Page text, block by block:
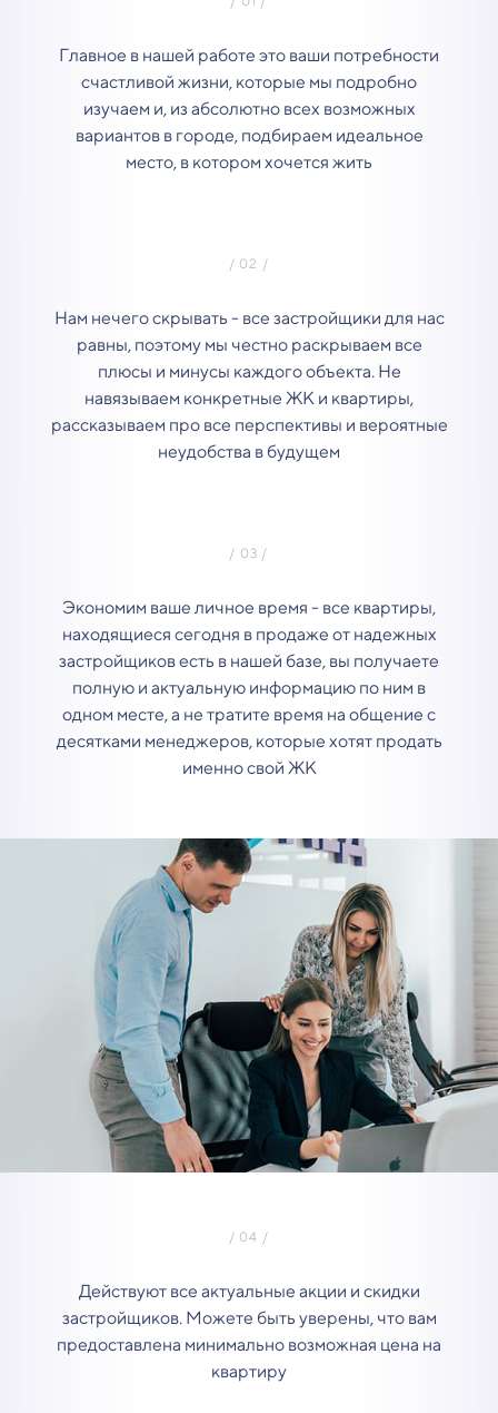
Главное в нашей работе это ваши потребности
счастливой жизни, которые мы подробно
изучаем и, из абсолютно всех возможных
вариантов в городе, подбираем идеальное
место, в котором хочется жить
Нам нечего скрывать - все застройщики для нас
равны, поэтому мы честно раскрываем все
плюсы и минусы каждого объекта. Не
навязываем конкретные ЖК и квартиры,
рассказываем про все перспективы и вероятные
неудобства в будущем
Экономим ваше личное время - все квартиры,
находящиеся сегодня в продаже от надежных
застройщиков есть в нашей базе, вы получаете
полную и актуальную информацию по ним в
одном месте, а не тратите время на общение с
десятками менеджеров, которые хотят продать
именно свой ЖК
Действуют все актуальные акции и скидки
застройщиков. Можете быть уверены, что вам
предоставлена минимально возможная цена на
квартиру